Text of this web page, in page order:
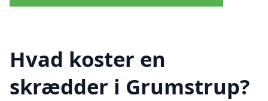
Hvad koster en
skrædder i Grumstrup?